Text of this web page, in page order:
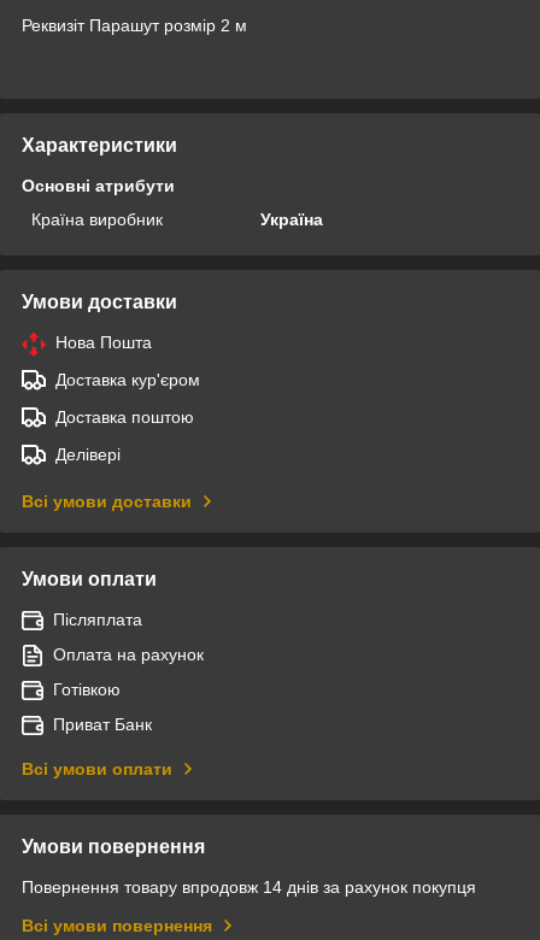
Реквизіт Парашут розмір 2 м
Характеристики
Основні атрибути
Країна виробник
Україна
Умови доставки
Нова Пошта
Доставка кур'єром
Доставка поштою
Делівері
Всі умови доставки
Умови оплати
Післяплата
Оплата на рахунок
Готівкою
Приват Банк
Всі умови оплати
Умови повернення
Повернення товару впродовж 14 днів за рахунок покупця
Всі умови повернення